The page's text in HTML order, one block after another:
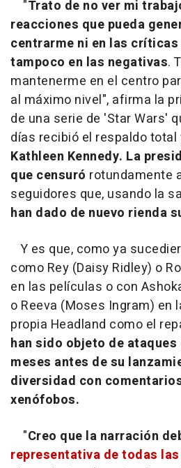
"Trato de no ver mi
reacciones que pueda
centrarme ni en las
tampoco en las negativas.
mantenerme en el centro
al máximo nivel", afirma la
de una serie de 'Star Wars'
días recibió el respaldo total
Kathleen Kennedy. La
que censuró rotundamente
seguidores que, usando la
han dado de nuevo rienda
Y es que, como ya
como Rey (Daisy Ridley) o
en las películas o con
o Reeva (Moses Ingram) en
propia Headland como el
han sido objeto de
meses antes de su
diversidad con
xenófobos.
"Creo que la narración
representativa de todas